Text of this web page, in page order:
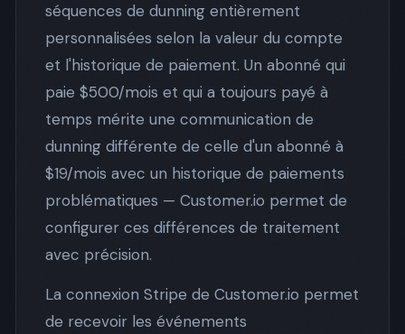
séquences de dunning entièrement
personnalisées selon la valeur du compte
et l'historique de paiement. Un abonné qui
paie $500/mois et qui a toujours payé à
temps mérite une communication de
dunning différente de celle d'un abonné à
$19/mois avec un historique de paiements
problématiques — Customer.io permet de
configurer ces différences de traitement
avec précision.
La connexion Stripe de Customer.io permet
de recevoir les événements